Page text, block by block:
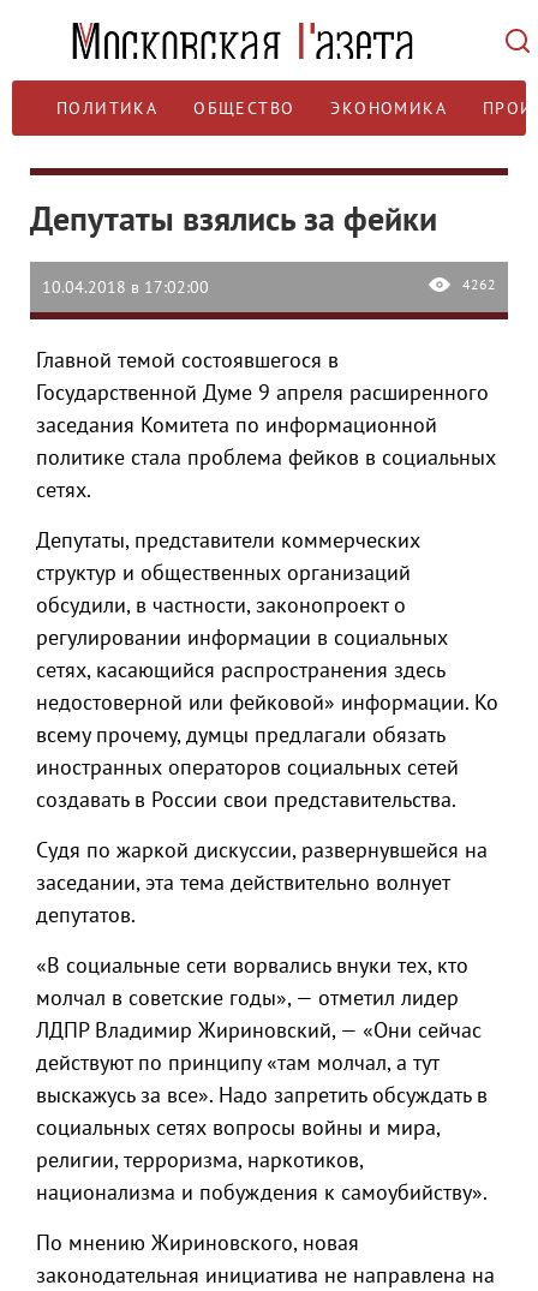
ПОЛИТИКА ОБЩЕСТВО ЭКОНОМИКА
Депутаты взялись за фейки
10.04.2018 в 17:02:00 4262
Главной темой состоявшегося в
Государственной Думе 9 апреля расширенного
заседания Комитета по информационной
политике стала проблема фейков в социальных
сетях.
Депутаты, представители коммерческих
структур и общественных организаций
обсудили, в частности, законопроект о
регулировании информации в социальных
сетях, касающийся распространения здесь
недостоверной или фейковой» информации. Ко
всему прочему, думцы предлагали обязать
иностранных операторов социальных сетей
создавать в России свои представительства.
Судя по жаркой дискуссии, развернувшейся на
заседании, эта тема действительно волнует
депутатов.
«В социальные сети ворвались внуки тех, кто
молчал в советские годы», — отметил лидер
ЛДПР Владимир Жириновский, — «Они сейчас
действуют по принципу «там молчал, а тут
выскажусь за все». Надо запретить обсуждать в
социальных сетях вопросы войны и мира,
религии, терроризма, наркотиков,
национализма и побуждения к самоубийству».
По мнению Жириновского, новая
законодательная инициатива не направлена на